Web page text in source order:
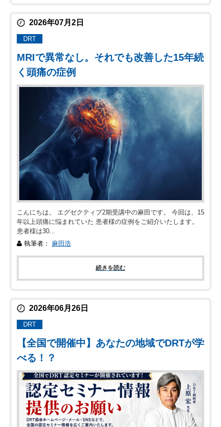
2026年07月2日
DRT
MRIで異常なし。それでも改善した15年続
く頭痛の症例
こんにちは。 エグゼクティブ2期受講中の麻田です。 今回は、15
年以上頭痛に悩まれていた 患者様の症例をご紹介いたします。
患者様は30...
執筆者： 麻田浩
続きを読む
2026年06月26日
DRT
【全国で開催中】あなたの地域でDRTが学
べる！？